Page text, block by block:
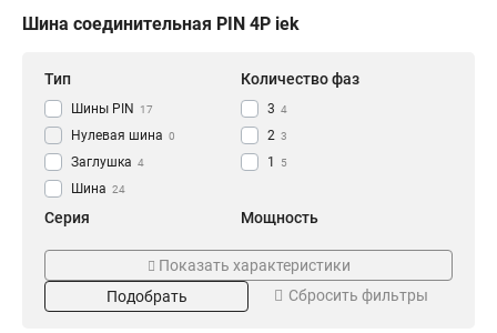
Шина соединительная PIN 4P iek
Тип
Шины PIN 17
Нулевая шина 0
Заглушка 4
Шина 24
Количество фаз
3 4
2 3
1 5
Серия
PIN 24
Мощность
100А 12
63A 12
Кол-во полюсов
Показать характеристики
Подобрать
Сбросить фильтры